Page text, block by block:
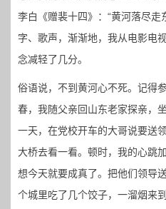
李白《赠裴十四》：“黄河落尽走
字、歌声，渐渐地，我从电影电
念减轻了几分。
俗语说，不到黄河心不死。记得
春，我随父亲回山东老家探亲，
一天，在党校开车的大哥说要送
大桥去看一看。顿时，我的心跳
想今天就要成真了。把他们领导
个城里吃了几个饺子，一溜烟来